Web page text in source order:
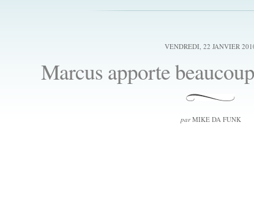
VENDREDI, 22 JANVIER
Marcus apporte
parMIKE DA FUNK